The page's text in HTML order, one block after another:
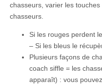
chasseurs, varier les
chasseurs.
Si les rouges perdent
– Si les bleus le
Plusieurs façons de
coach siffle = les
apparaît) : vous